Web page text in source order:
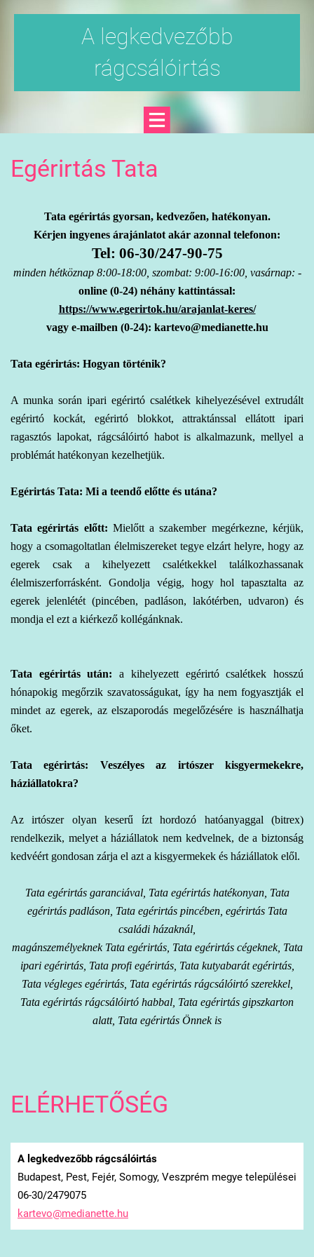
A legkedvezőbb
rágcsálóirtás
Egérirtás Tata
Tata egérirtás gyorsan, kedvezően, hatékonyan.
Kérjen ingyenes árajánlatot akár azonnal telefonon:
Tel: 06-30/247-90-75
minden hétköznap 8:00-18:00, szombat: 9:00-16:00, vasárnap: -
online (0-24) néhány kattintással:
https://www.egerirtok.hu/arajanlat-keres/
vagy e-mailben (0-24): kartevo@medianette.hu
Tata egérirtás: Hogyan történik?
A munka során ipari egérirtó csalétkek kihelyezésével extrudált
egérirtó kockát, egérirtó blokkot, attraktánssal ellátott ipari
ragasztós lapokat, rágcsálóirtó habot is alkalmazunk, mellyel a
problémát hatékonyan kezelhetjük.
Egérirtás Tata: Mi a teendő előtte és utána?
Tata egérirtás előtt: Mielőtt a szakember megérkezne, kérjük,
hogy a csomagoltatlan élelmiszereket tegye elzárt helyre, hogy az
egerek csak a kihelyezett csalétkekkel találkozhassanak
élelmiszerforrásként. Gondolja végig, hogy hol tapasztalta az
egerek jelenlétét (pincében, padláson, lakótérben, udvaron) és
mondja el ezt a kiérkező kollégánknak.
Tata egérirtás után: a kihelyezett egérirtó csalétkek hosszú
hónapokig megőrzik szavatosságukat, így ha nem fogyasztják el
mindet az egerek, az elszaporodás megelőzésére is használhatja
őket.
Tata egérirtás: Veszélyes az irtószer kisgyermekekre,
háziállatokra?
Az irtószer olyan keserű ízt hordozó hatóanyaggal (bitrex)
rendelkezik, melyet a háziállatok nem kedvelnek, de a biztonság
kedvéért gondosan zárja el azt a kisgyermekek és háziállatok elől.
Tata egérirtás garanciával, Tata egérirtás hatékonyan, Tata
egérirtás padláson, Tata egérirtás pincében, egérirtás Tata
családi házaknál,
magánszemélyeknek Tata egérirtás, Tata egérirtás cégeknek, Tata
ipari egérirtás, Tata profi egérirtás, Tata kutyabarát egérirtás,
Tata végleges egérirtás, Tata egérirtás rágcsálóirtó szerekkel,
Tata egérirtás rágcsálóirtó habbal, Tata egérirtás gipszkarton
alatt, Tata egérirtás Önnek is
ELÉRHETŐSÉG
A legkedvezőbb rágcsálóirtás
Budapest, Pest, Fejér, Somogy, Veszprém megye települései
06-30/2479075
kartevo@medianette.hu